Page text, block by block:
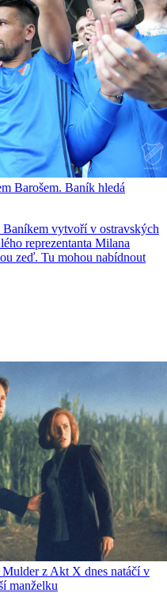
Barošem. Baník hledá
Baníkem vytvoří v ostravských
reprezentanta Milana
zeď. Tu mohou nabídnout
z Akt X dnes natáčí v
manželku